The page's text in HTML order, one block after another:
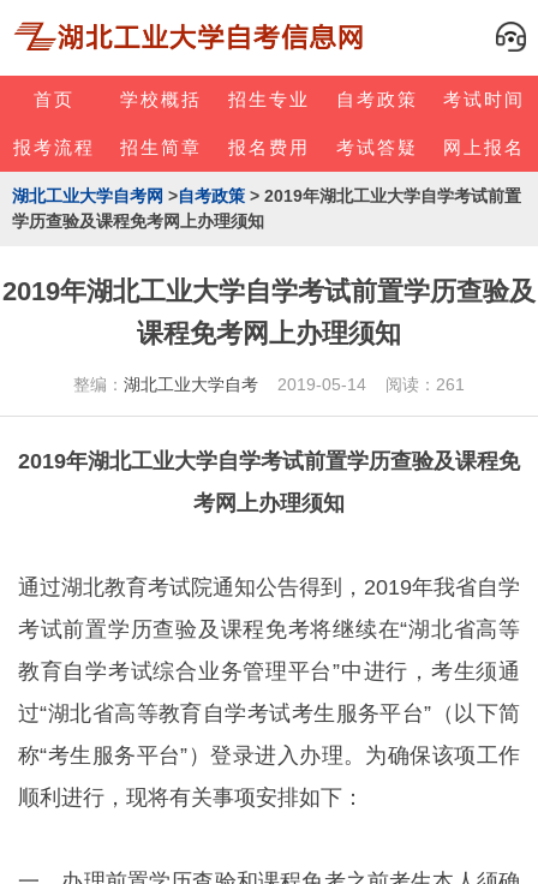
首页 学校概括 招生专业 自考政策 考试时间
报考流程 招生简章 报名费用 考试答疑 网上报名
湖北工业大学自考网 >自考政策 > 2019年湖北工业大学自学考试前置
学历查验及课程免考网上办理须知
2019年湖北工业大学自学考试前置学历查验及
课程免考网上办理须知
整编： 湖北工业大学自考 2019-05-14 阅读：261
2019年湖北工业大学自学考试前置学历查验及课程免
考网上办理须知
通过湖北教育考试院通知公告得到，2019年我省自学
考试前置学历查验及课程免考将继续在“湖北省高等
教育自学考试综合业务管理平台”中进行，考生须通
过“湖北省高等教育自学考试考生服务平台”（以下简
称“考生服务平台”）登录进入办理。为确保该项工作
顺利进行，现将有关事项安排如下：